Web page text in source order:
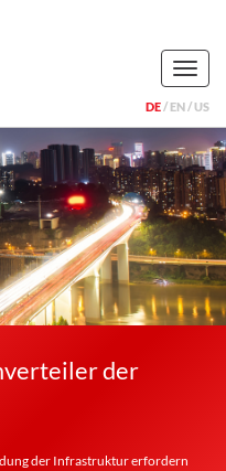
DE EN US
der
der Infrastruktur erfordern